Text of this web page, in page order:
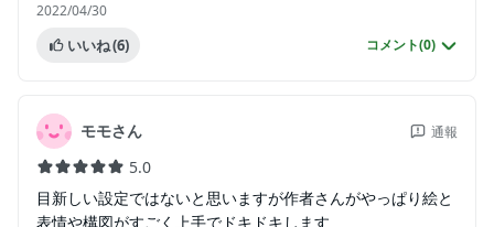
2022/04/30
いいね(6) コメント(0)
モモさん 通報
5.0
目新しい設定ではないと思いますが作者さんがやっぱり絵と
表情や構図がすごく上手でドキドキします